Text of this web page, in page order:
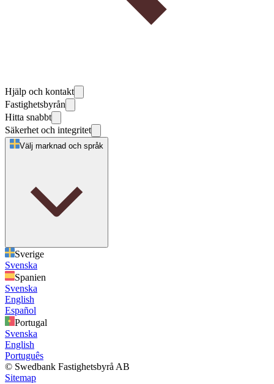
Hjälp och kontakt
Fastighetsbyrån
Hitta snabbt
Säkerhet och integritet
Välj marknad och språk
Sverige
Svenska
Spanien
Svenska
English
Español
Portugal
Svenska
English
Português
© Swedbank Fastighetsbyrå AB
Sitemap